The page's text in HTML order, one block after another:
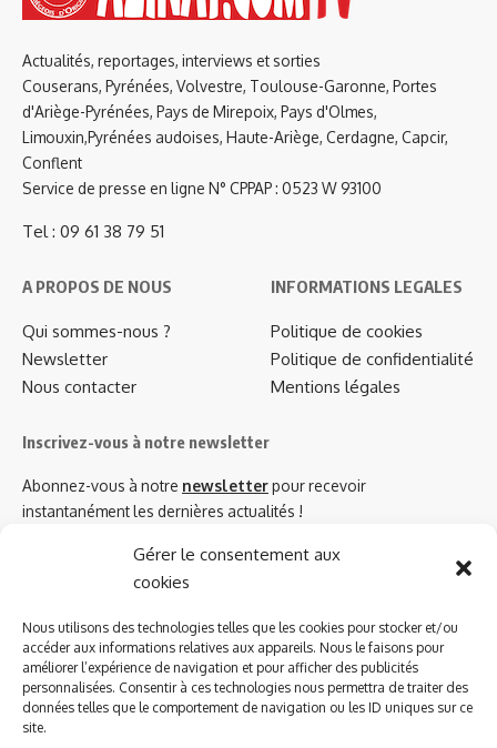
Gérer le consentement aux
cookies
Nous utilisons des technologies telles que les cookies pour stocker et/ou
accéder aux informations relatives aux appareils. Nous le faisons pour
améliorer l’expérience de navigation et pour afficher des publicités
personnalisées. Consentir à ces technologies nous permettra de traiter des
données telles que le comportement de navigation ou les ID uniques sur ce
site.
Actualités, reportages, interviews et sorties
Couserans, Pyrénées, Volvestre, Toulouse-Garonne, Portes
d'Ariège-Pyrénées, Pays de Mirepoix, Pays d'Olmes,
Limouxin,Pyrénées audoises, Haute-Ariège, Cerdagne, Capcir,
Conflent
Service de presse en ligne N° CPPAP : 0523 W 93100
Tel : 09 61 38 79 51
A PROPOS DE NOUS
Qui sommes-nous ?
Newsletter
Nous contacter
INFORMATIONS LEGALES
Politique de cookies
Politique de confidentialité
Mentions légales
Inscrivez-vous à notre newsletter
Abonnez-vous à notre newsletterpour recevoir
instantanément les dernières actualités !
Azinat.com TV soutient